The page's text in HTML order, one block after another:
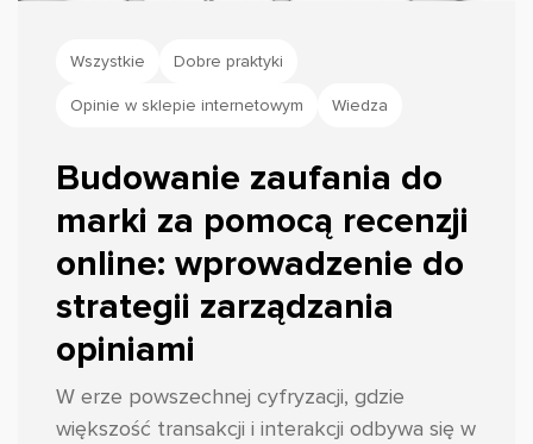
Wszystkie Dobre praktyki
Opinie w sklepie internetowym Wiedza
Budowanie zaufania do
marki za pomocą recenzji
online: wprowadzenie do
strategii zarządzania
opiniami
W erze powszechnej cyfryzacji, gdzie
większość transakcji i interakcji odbywa się w